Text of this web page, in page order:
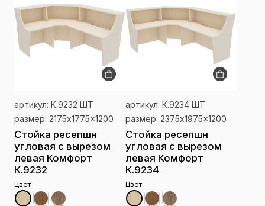
артикул: К.9232 ШТ
размер: 2175x1775x1200
Стойка ресепшн
угловая с вырезом
левая Комфорт
К.9232
Цвет
артикул: К.9234 ШТ
размер: 2375x1975x1200
Стойка ресепшн
угловая с вырезом
левая Комфорт
К.9234
Цвет